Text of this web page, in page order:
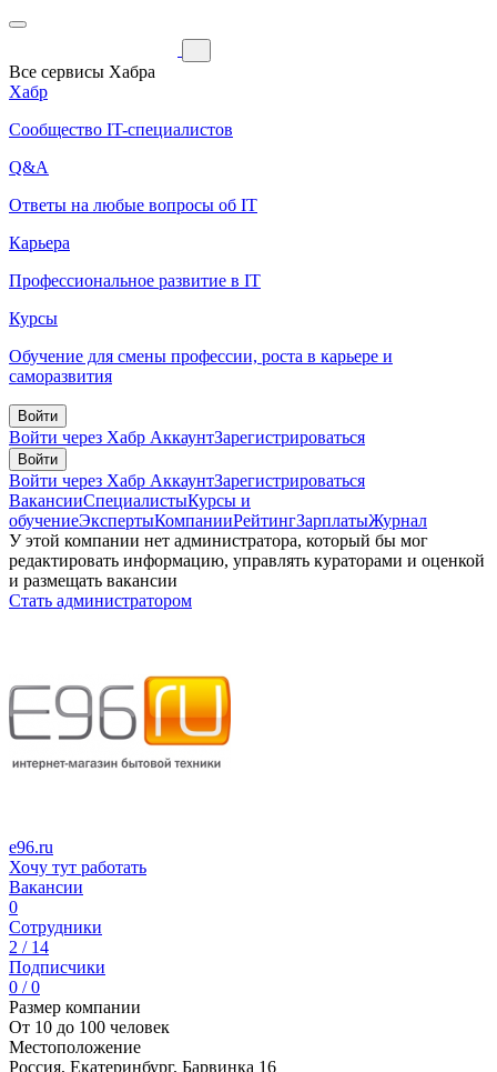
Все сервисы Хабра
Хабр
Сообщество IT-специалистов
Q&A
Ответы на любые вопросы об IT
Карьера
Профессиональное развитие в IT
Курсы
Обучение для смены профессии, роста в карьере и
саморазвития
Войти
Войти через Хабр АккаунтЗарегистрироваться
Войти
Войти через Хабр АккаунтЗарегистрироваться
ВакансииСпециалистыКурсы и
обучениеЭкспертыКомпанииРейтингЗарплатыЖурнал
У этой компании нет администратора, который бы мог
редактировать информацию, управлять кураторами и оценкой
и размещать вакансии
Стать администратором
e96.ru
Хочу тут работать
Вакансии
0
Сотрудники
2 / 14
Подписчики
0 / 0
Размер компании
От 10 до 100 человек
Местоположение
Россия, Екатеринбург, Барвинка 16